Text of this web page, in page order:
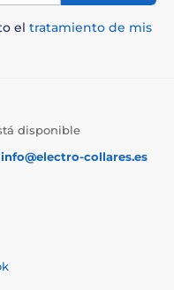
categorías
el tratamiento de mis
disponible
info@electro-collares.es